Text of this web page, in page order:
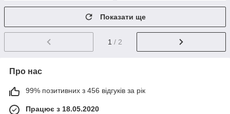
Показати ще
1 / 2
Про нас
99% позитивних з 456 відгуків за рік
Працює з 18.05.2020